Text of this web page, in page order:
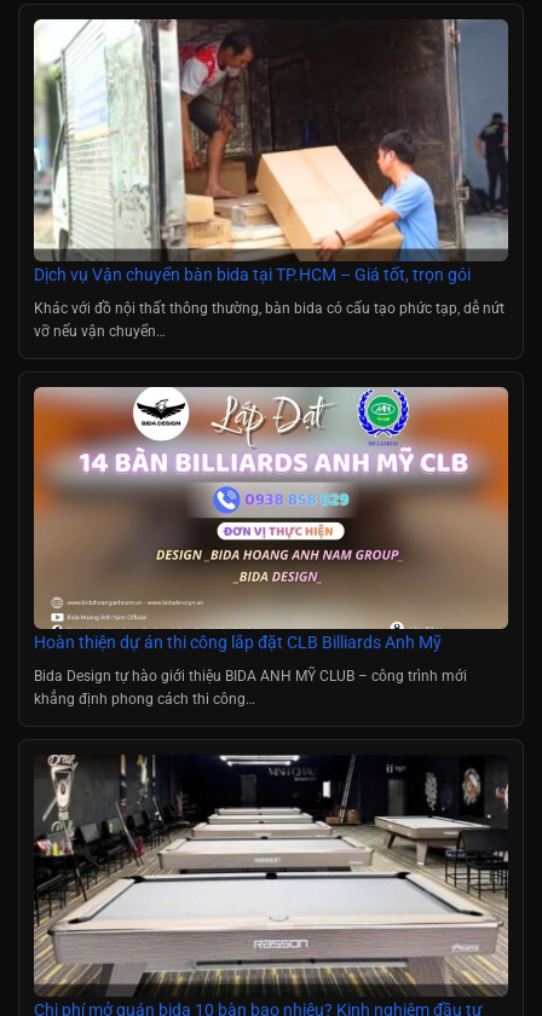
Dịch vụ Vận chuyển bàn bida tại TP.HCM – Giá tốt, trọn gói
Khác với đồ nội thất thông thường, bàn bida có cấu tạo phức tạp, dễ nứt
vỡ nếu vận chuyển…
Hoàn thiện dự án thi công lắp đặt CLB Billiards Anh Mỹ
Bida Design tự hào giới thiệu BIDA ANH MỸ CLUB – công trình mới
khẳng định phong cách thi công…
Chi phí mở quán bida 10 bàn bao nhiêu? Kinh nghiệm đầu tư